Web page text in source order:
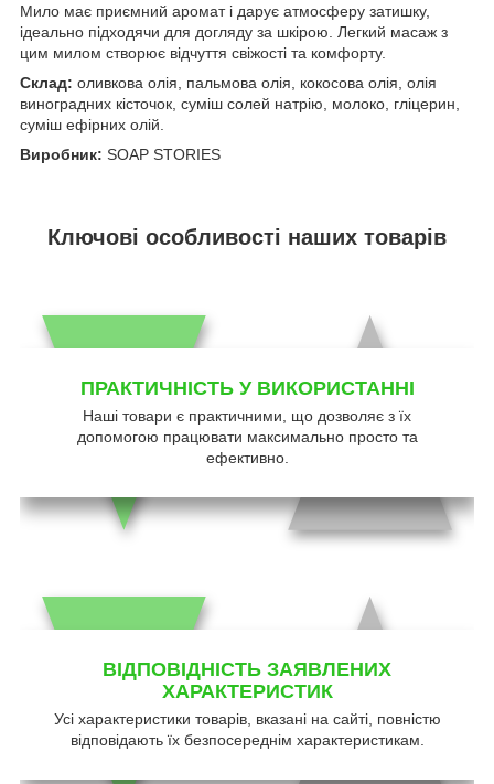
Мило має приємний аромат і дарує атмосферу затишку,
ідеально підходячи для догляду за шкірою. Легкий масаж з
цим милом створює відчуття свіжості та комфорту.
Склад: оливкова олія, пальмова олія, кокосова олія, олія
виноградних кісточок, суміш солей натрію, молоко, гліцерин,
суміш ефірних олій.
Виробник: SOAP STORIES
Ключові особливості наших товарів
ПРАКТИЧНІСТЬ У ВИКОРИСТАННІ
Наші товари є практичними, що дозволяє з їх
допомогою працювати максимально просто та
ефективно.
ВІДПОВІДНІСТЬ ЗАЯВЛЕНИХ
ХАРАКТЕРИСТИК
Усі характеристики товарів, вказані на сайті, повністю
відповідають їх безпосереднім характеристикам.